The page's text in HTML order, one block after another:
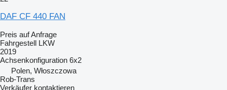
DAF CF 440 FAN
Preis auf Anfrage
Fahrgestell LKW
2019
Achsenkonfiguration 6x2
Polen, Włoszczowa
Rob-Trans
Verkäufer kontaktieren